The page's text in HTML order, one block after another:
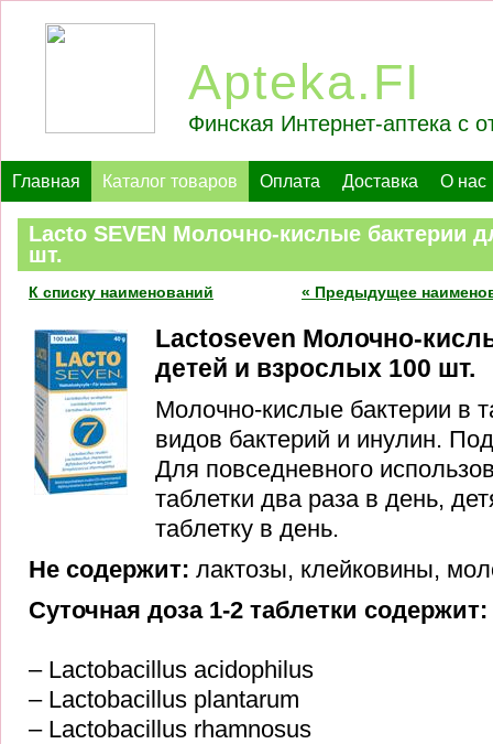
Apteka.FI
Финская Интернет-аптека с
Главная Каталог товаров Оплата Доставка О нас
Lacto SEVEN Молочно-кислые бактерии
шт.
« Предыдущее
К списку наименований
Lactoseven Молочно-
детей и взрослых 100 шт.
Молочно-кислые бактерии в
видов бактерий и инулин.
Для повседневного
таблетки два раза в день,
таблетку в день.
Не содержит: лактозы, клейковины,
Суточная доза 1-2 таблетки содержит:
– Lactobacillus acidophilus
– Lactobacillus plantarum
– Lactobacillus rhamnosus